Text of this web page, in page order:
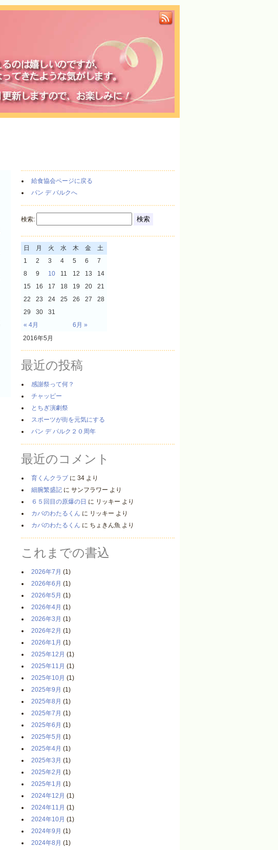
給食協会ページに戻る
パン デ パルクへ
検索:
2016年5月
日 月 火 水 木 金 土
« 4月 6月 »
1 2 3 4 5 6
7
8
9 10 11 12 13
14
15
16 17 18 19 20
21
22
23 24 25 26 27
28
29
30 31
最近の投稿
感謝祭って何？
チャッピー
とちぎ演劇祭
スポーツが街を元気にする
パン デ パルク２０周年
最近のコメント
育くんクラブ に 34 より
細腕繁盛記 に サンフラワー より
６５回目の原爆の日 に リッキー より
カバのわたるくん に リッキー より
カバのわたるくん に ちょきん魚 より
これまでの書込
2026年7月 (1)
2026年6月 (1)
2026年5月 (1)
2026年4月 (1)
2026年3月 (1)
2026年2月 (1)
2026年1月 (1)
2025年12月 (1)
2025年11月 (1)
2025年10月 (1)
2025年9月 (1)
2025年8月 (1)
2025年7月 (1)
2025年6月 (1)
2025年5月 (1)
2025年4月 (1)
2025年3月 (1)
2025年2月 (1)
2025年1月 (1)
2024年12月 (1)
2024年11月 (1)
2024年10月 (1)
2024年9月 (1)
2024年8月 (1)